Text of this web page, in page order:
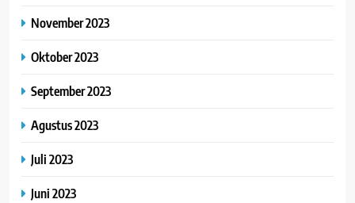
November 2023
Oktober 2023
September 2023
Agustus 2023
Juli 2023
Juni 2023